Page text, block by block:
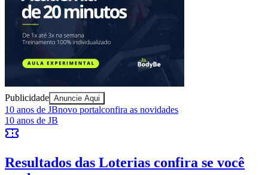
Athletico-PR
Publicidade Anuncie Aqui